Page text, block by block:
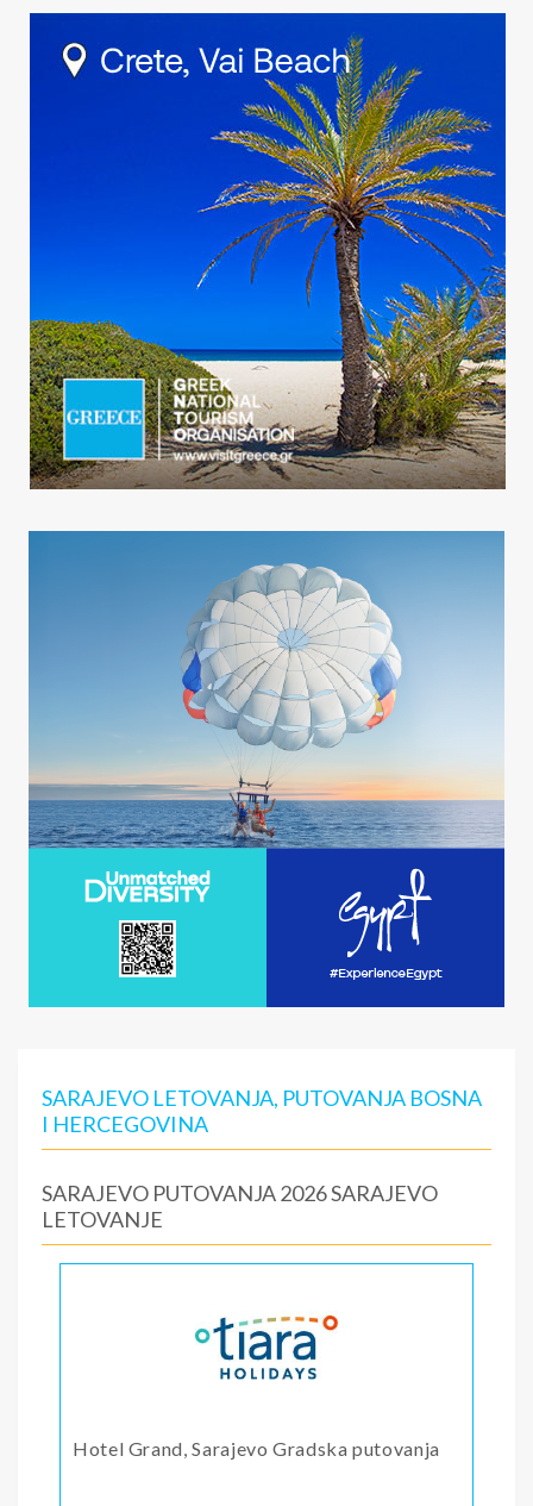
SARAJEVO LETOVANJA, PUTOVANJA BOSNA
I HERCEGOVINA
SARAJEVO PUTOVANJA 2026 SARAJEVO
LETOVANJE
Hotel Grand, Sarajevo Gradska putovanja